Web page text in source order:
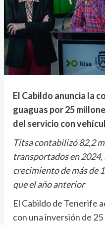
El Cabildo anuncia la
guaguas por 25
del servicio con
Titsa contabilizó 82,2
transportados en 2024,
crecimiento de más de
que el año anterior
El Cabildo de Tenerife
con una inversión de